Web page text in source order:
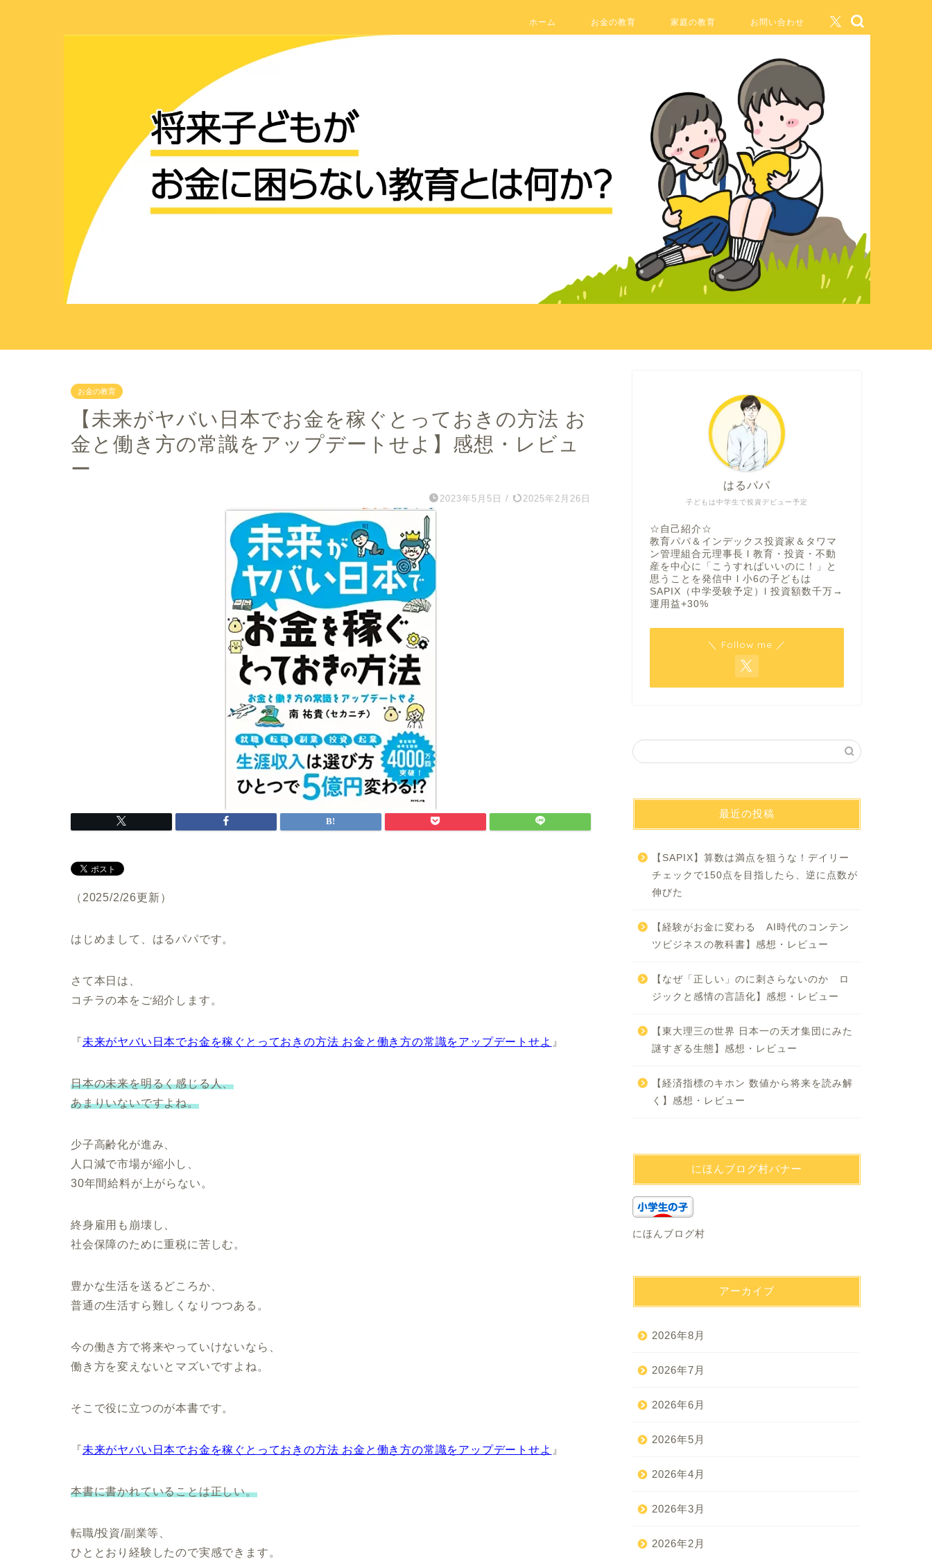
ホーム お金の教育 家庭の教育 お問い合わせ
お金の教育
【未来がヤバい日本でお金を稼ぐとっておきの方法 お
金と働き方の常識をアップデートせよ】感想・レビュ
ー
2023年5月5日 / 2025年2月26日
（2025/2/26更新）
はじめまして、はるパパです。
さて本日は、
コチラの本をご紹介します。
『未来がヤバい日本でお金を稼ぐとっておきの方法 お金と働き方の常識をアップデートせよ 』
日本の未来を明るく感じる人、
あまりいないですよね。
少子高齢化が進み、
人口減で市場が縮小し、
30年間給料が上がらない。
終身雇用も崩壊し、
社会保障のために重税に苦しむ。
豊かな生活を送るどころか、
普通の生活すら難しくなりつつある。
今の働き方で将来やっていけないなら、
働き方を変えないとマズいですよね。
そこで役に立つのが本書です。
『未来がヤバい日本でお金を稼ぐとっておきの方法 お金と働き方の常識をアップデートせよ 』
本書に書かれていることは正しい。
転職/投資/副業等、
ひととおり経験したので実感できます。
子どもは中学生で投資デビュー予定
はるパパ
☆自己紹介☆
教育パパ＆インデックス投資家＆タワマ
ン管理組合元理事長 l 教育・投資・不動
産を中心に「こうすればいいのに！」と
思うことを発信中 l 小6の子どもは
SAPIX（中学受験予定）l 投資額数千万→
運用益+30%
＼ Follow me ／
最近の投稿
【SAPIX】算数は満点を狙うな！デイリー
チェックで150点を目指したら、逆に点数が
伸びた
【経験がお金に変わる AI時代のコンテン
ツビジネスの教科書】感想・レビュー
【なぜ「正しい」のに刺さらないのか ロ
ジックと感情の言語化】感想・レビュー
【東大理三の世界 日本一の天才集団にみた
謎すぎる生態】感想・レビュー
【経済指標のキホン 数値から将来を読み解
く】感想・レビュー
にほんブログ村バナー
にほんブログ村
アーカイブ
2026年8月
2026年7月
2026年6月
2026年5月
2026年4月
2026年3月
2026年2月